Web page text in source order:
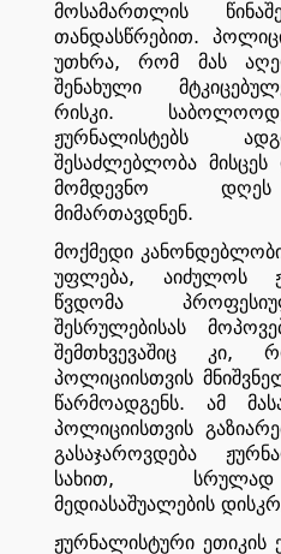
მოსამართლის
თანდასწრებით.
უთხრა, რომ მას
შენახული
რისკი. საბოლოოდ
ჟურნალისტებს
შესაძლებლობა მისცეს
მომდევნო
დღეს
მიმართავდნენ.
მოქმედი
უფლება, აიძულოს
წვდომა
შესრულებისას
შემთხვევაშიც
კი,
პოლიციისთვის
წარმოადგენს. ამ
პოლიციისთვის
გასაჯაროვდება
სახით, სრულად
მედიასაშუალების
ჟურნალისტური ეთიკის